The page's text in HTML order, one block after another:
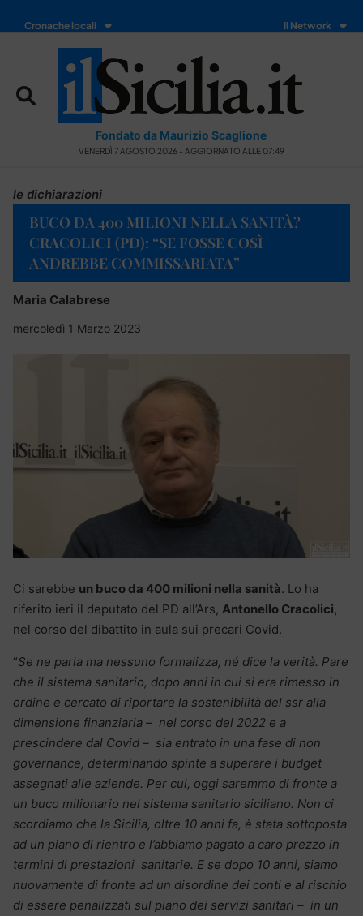
Cronache locali Il Network
Fondato da Maurizio Scaglione
VENERDÌ 7 AGOSTO 2026 - AGGIORNATO ALLE 07:49
le dichiarazioni
BUCO DA 400 MILIONI NELLA SANITÀ?
CRACOLICI (PD): “SE FOSSE COSÌ
ANDREBBE COMMISSARIATA”
Maria Calabrese
mercoledì 1 Marzo 2023
Ci sarebbe un buco da 400 milioni nella sanità. Lo ha
riferito ieri il deputato del PD all’Ars, Antonello Cracolici,
nel corso del dibattito in aula sui precari Covid.
“Se ne parla ma nessuno formalizza, né dice la verità. Pare
che il sistema sanitario, dopo anni in cui si era rimesso in
ordine e cercato di riportare la sostenibilità del ssr alla
dimensione finanziaria – nel corso del 2022 e a
prescindere dal Covid – sia entrato in una fase di non
governance, determinando spinte a superare i budget
assegnati alle aziende. Per cui, oggi saremmo di fronte a
un buco milionario nel sistema sanitario siciliano. Non ci
scordiamo che la Sicilia, oltre 10 anni fa, è stata sottoposta
ad un piano di rientro e l’abbiamo pagato a caro prezzo in
termini di prestazioni sanitarie. E se dopo 10 anni, siamo
nuovamente di fronte ad un disordine dei conti e al rischio
di essere penalizzati sul piano dei servizi sanitari – in un